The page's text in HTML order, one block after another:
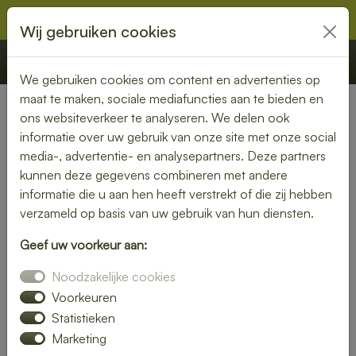
€ 0,00 Offerte Bestellen
Nederland» Burgerbrug
Lunch laten bezorgen in
Burgerbrug – gemak en
kwaliteit aan je deur
de keuken in? Laat je lunch bezorgen in Burgerbrug en
geniet van een smaakvolle maaltijd zonder moeite. Of je nu
kiest voor een vers belegd broodje, een gezonde salade of
een warme maaltijd – wij brengen jouw lunch vers en op tijd
Wij gebruiken cookies
We gebruiken cookies om content en advertenties op
maat te maken, sociale mediafuncties aan te bieden en
ons websiteverkeer te analyseren. We delen ook
informatie over uw gebruik van onze site met onze social
media-, advertentie- en analysepartners. Deze partners
kunnen deze gegevens combineren met andere
informatie die u aan hen heeft verstrekt of die zij hebben
verzameld op basis van uw gebruik van hun diensten.
Geef uw voorkeur aan:
Noodzakelijke cookies
Voorkeuren
Statistieken
Marketing